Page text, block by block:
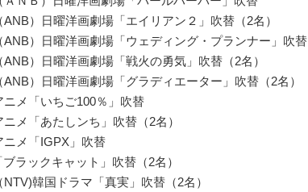
）日曜洋画劇場「エイリアン２」吹替（2名）
ANB）日曜洋画劇場「ウェディング・プランナー」吹替
）日曜洋画劇場「戦火の勇気」吹替（2名）
）日曜洋画劇場「グラディエーター」吹替（2名）
メ「いちご100％」吹替
メ「あたしンち」吹替（2名）
ニメ「IGPX」吹替
ラックキャット」吹替（2名）
韓国ドラマ「真実」吹替（2名）